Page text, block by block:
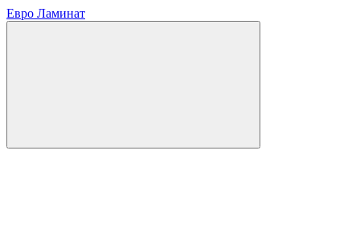
Евро Ламинат